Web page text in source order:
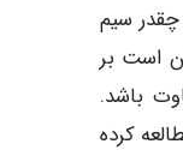
سیم
است بر
باشد.
کرده